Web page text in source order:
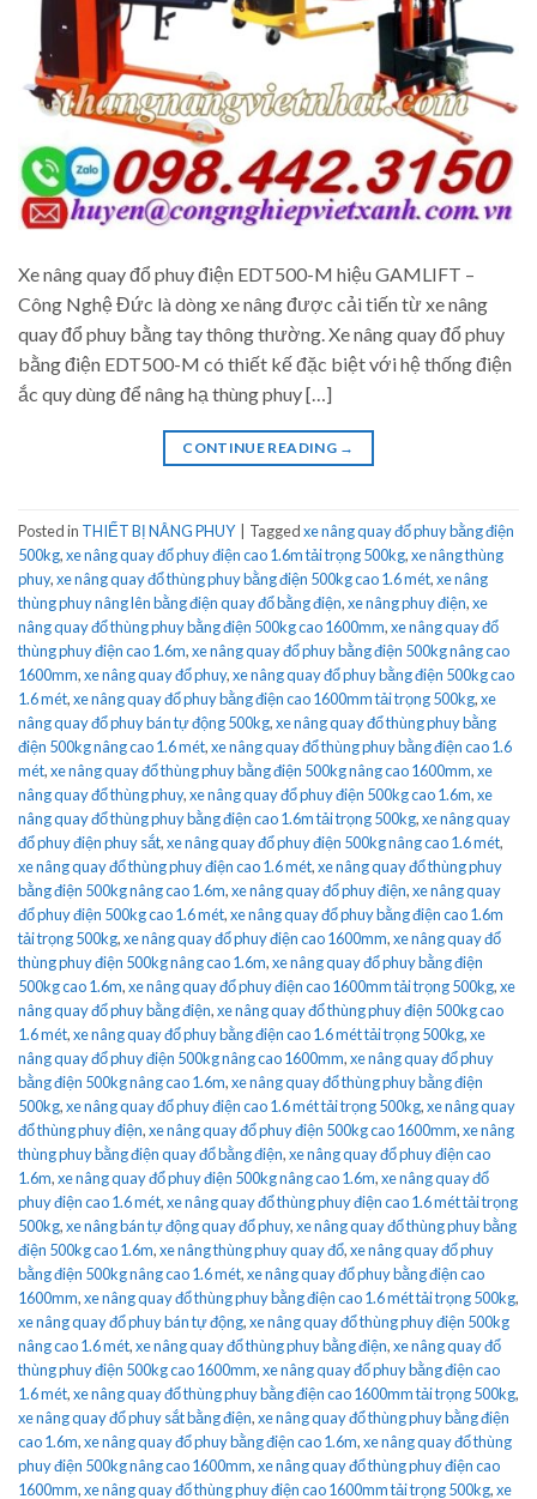
Xe nâng quay đổ phuy điện EDT500-M hiệu GAMLIFT –
Công Nghệ Đức là dòng xe nâng được cải tiến từ xe nâng
quay đổ phuy bằng tay thông thường. Xe nâng quay đổ phuy
bằng điện EDT500-M có thiết kế đặc biệt với hệ thống điện
ắc quy dùng để nâng hạ thùng phuy […]
CONTINUE READING →
Posted in THIẾT BỊ NÂNG PHUY Taggedxe nâng quay đổ phuy bằng điện
500kg,xe nâng quay đổ phuy điện cao 1.6m tải trọng 500kg,xe nâng thùng
phuy,xe nâng quay đổ thùng phuy bằng điện 500kg cao 1.6 mét,xe nâng
thùng phuy nâng lên bằng điện quay đổ bằng điện,xe nâng phuy điện,xe
nâng quay đổ thùng phuy bằng điện 500kg cao 1600mm,xe nâng quay đổ
thùng phuy điện cao 1.6m,xe nâng quay đổ phuy bằng điện 500kg nâng cao
1600mm,xe nâng quay đổ phuy,xe nâng quay đổ phuy bằng điện 500kg cao
1.6 mét,xe nâng quay đổ phuy bằng điện cao 1600mm tải trọng 500kg,xe
nâng quay đổ phuy bán tự động 500kg,xe nâng quay đổ thùng phuy bằng
điện 500kg nâng cao 1.6 mét,xe nâng quay đổ thùng phuy bằng điện cao 1.6
mét,xe nâng quay đổ thùng phuy bằng điện 500kg nâng cao 1600mm,xe
nâng quay đổ thùng phuy,xe nâng quay đổ phuy điện 500kg cao 1.6m,xe
nâng quay đổ thùng phuy bằng điện cao 1.6m tải trọng 500kg,xe nâng quay
đổ phuy điện phuy sắt,xe nâng quay đổ phuy điện 500kg nâng cao 1.6 mét,
xe nâng quay đổ thùng phuy điện cao 1.6 mét,xe nâng quay đổ thùng phuy
bằng điện 500kg nâng cao 1.6m,xe nâng quay đổ phuy điện,xe nâng quay
đổ phuy điện 500kg cao 1.6 mét,xe nâng quay đổ phuy bằng điện cao 1.6m
tải trọng 500kg,xe nâng quay đổ phuy điện cao 1600mm,xe nâng quay đổ
thùng phuy điện 500kg nâng cao 1.6m,xe nâng quay đổ phuy bằng điện
500kg cao 1.6m,xe nâng quay đổ phuy điện cao 1600mm tải trọng 500kg,xe
nâng quay đổ phuy bằng điện,xe nâng quay đổ thùng phuy điện 500kg cao
1.6 mét,xe nâng quay đổ phuy bằng điện cao 1.6 mét tải trọng 500kg,xe
nâng quay đổ phuy điện 500kg nâng cao 1600mm,xe nâng quay đổ phuy
bằng điện 500kg nâng cao 1.6m,xe nâng quay đổ thùng phuy bằng điện
500kg,xe nâng quay đổ phuy điện cao 1.6 mét tải trọng 500kg,xe nâng quay
đổ thùng phuy điện,xe nâng quay đổ phuy điện 500kg cao 1600mm,xe nâng
thùng phuy bằng điện quay đổ bằng điện,xe nâng quay đổ phuy điện cao
1.6m,xe nâng quay đổ phuy điện 500kg nâng cao 1.6m,xe nâng quay đổ
phuy điện cao 1.6 mét,xe nâng quay đổ thùng phuy điện cao 1.6 mét tải trọng
500kg,xe nâng bán tự động quay đổ phuy,xe nâng quay đổ thùng phuy bằng
điện 500kg cao 1.6m,xe nâng thùng phuy quay đổ,xe nâng quay đổ phuy
bằng điện 500kg nâng cao 1.6 mét,xe nâng quay đổ phuy bằng điện cao
1600mm,xe nâng quay đổ thùng phuy bằng điện cao 1.6 mét tải trọng 500kg,
xe nâng quay đổ phuy bán tự động,xe nâng quay đổ thùng phuy điện 500kg
nâng cao 1.6 mét,xe nâng quay đổ thùng phuy bằng điện,xe nâng quay đổ
thùng phuy điện 500kg cao 1600mm,xe nâng quay đổ phuy bằng điện cao
1.6 mét,xe nâng quay đổ thùng phuy bằng điện cao 1600mm tải trọng 500kg,
xe nâng quay đổ phuy sắt bằng điện,xe nâng quay đổ thùng phuy bằng điện
cao 1.6m,xe nâng quay đổ phuy bằng điện cao 1.6m,xe nâng quay đổ thùng
phuy điện 500kg nâng cao 1600mm,xe nâng quay đổ thùng phuy điện cao
1600mm,xe nâng quay đổ thùng phuy điện cao 1600mm tải trọng 500kg,xe